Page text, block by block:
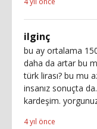
ilginç
bu ay ortalama
daha da artar bu
türk lirası? bu mu
insanız sonuçta
kardeşim.
4 yıl önce